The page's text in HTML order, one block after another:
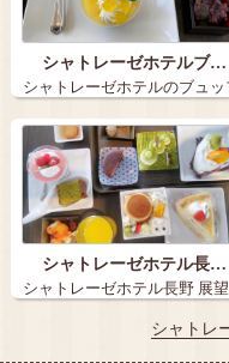
シャトレーゼホテルブ…
シャトレーゼホテルのブュッ
ェ ケーキ…
シャトレーゼホテル長…
シャトレーゼホテル長野 展
シャトレ